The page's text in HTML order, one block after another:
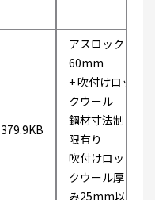
379.9KB
アスロック
60mm
+ 吹付けロッ
クウール
鋼材寸法制
限有り
吹付けロッ
クウール厚
み25mm以